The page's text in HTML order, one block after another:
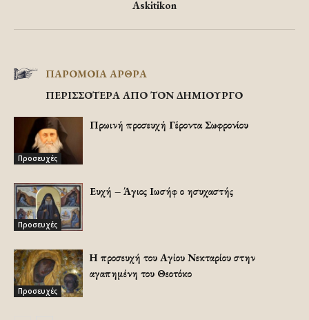
Askitikon
ΠΑΡΟΜΟΙΑ ΑΡΘΡΑ
ΠΕΡΙΣΣΟΤΕΡΑ ΑΠΟ ΤΟΝ ΔΗΜΙΟΥΡΓΟ
Προσευχές
Πρωινή προσευχή Γέροντα Σωφρονίου
Προσευχές
Ευχή – Άγιος Ιωσήφ ο ησυχαστής
Προσευχές
Η προσευχή του Αγίου Νεκταρίου στην
αγαπημένη του Θεοτόκο